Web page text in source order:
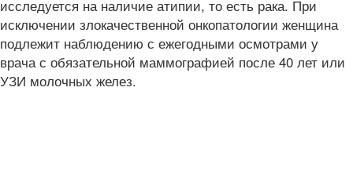
исследуется на наличие атипии, то есть рака. При
исключении злокачественной онкопатологии женщина
подлежит наблюдению с ежегодными осмотрами у
врача с обязательной маммографией после 40 лет или
УЗИ молочных желез.